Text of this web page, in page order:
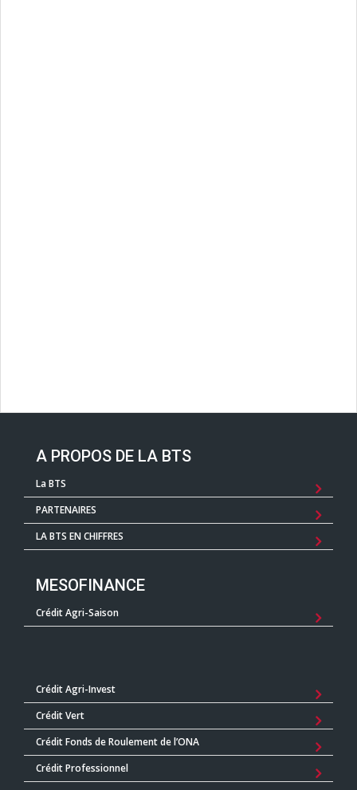
A PROPOS DE LA BTS
La BTS
PARTENAIRES
LA BTS EN CHIFFRES
MESOFINANCE
Crédit Agri-Saison
Crédit Agri-Invest
Crédit Vert
Crédit Fonds de Roulement de l’ONA
Crédit Professionnel